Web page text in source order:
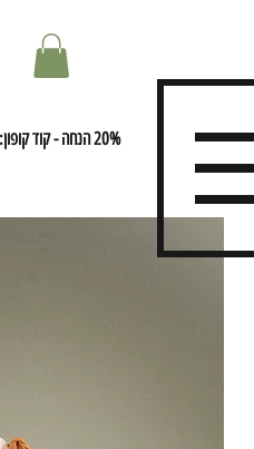
20% הנחה - קוד קופון: MC2